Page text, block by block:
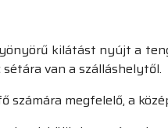
kilátást nyújt a
van a szálláshelytől.
megfelelő, a